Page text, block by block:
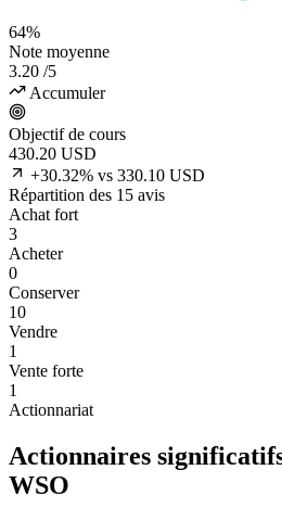
64%
Note moyenne
3.20 /5
Accumuler
Objectif de cours
430.20 USD
+30.32% vs 330.10 USD
Répartition des 15 avis
Achat fort
3
Acheter
0
Conserver
10
Vendre
1
Vente forte
1
Actionnariat
Actionnaires
WSO